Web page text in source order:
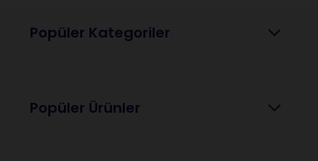
Popüler Kategoriler
Popüler Ürünler